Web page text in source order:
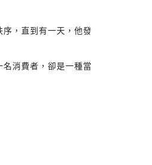
，直到有一天，他發
消費者，卻是一種當